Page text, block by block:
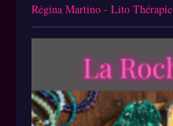
Régina Martino - Lito Thérapie